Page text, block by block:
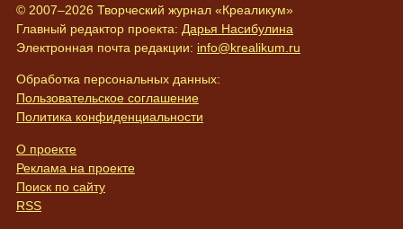
© 2007–2026 Творческий журнал «Креаликум»
Главный редактор проекта: Дарья Насибулина
Электронная почта редакции: info@krealikum.ru
Обработка персональных данных:
Пользовательское соглашение
Политика конфиденциальности
О проекте
Реклама на проекте
Поиск по сайту
RSS